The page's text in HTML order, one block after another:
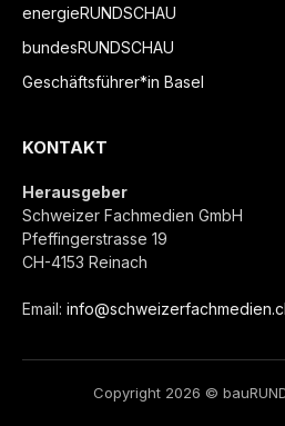
energieRUNDSCHAU
bundesRUNDSCHAU
Geschäftsführer*in Basel
KONTAKT
Herausgeber
Schweizer Fachmedien GmbH
Pfeffingerstrasse 19
CH-4153 Reinach
Email:
Copyright 2026 ©